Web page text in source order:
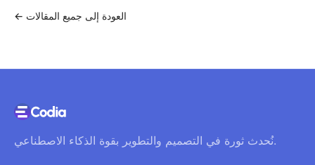
← العودة إلى جميع المقالات
نُحدث ثورة في التصميم والتطوير بقوة الذكاء الاصطناعي.